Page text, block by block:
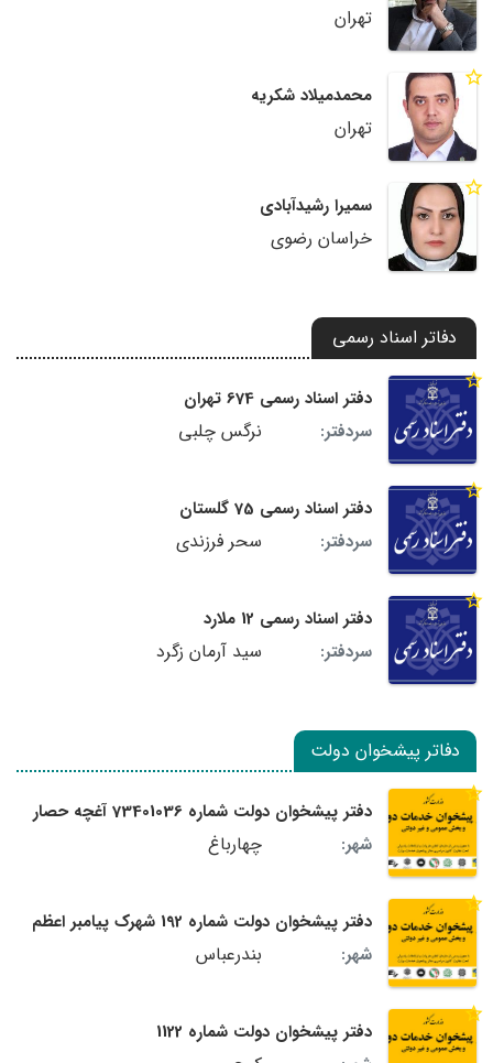
تهران
محمدمیلاد شکریه
تهران
سمیرا رشیدآبادی
خراسان رضوی
دفاتر اسناد رسمی
دفتر اسناد رسمی 674 تهران
سردفتر:
نرگس چلبی
دفتر اسناد رسمی 75 گلستان
سردفتر:
سحر فرزندی
دفتر اسناد رسمی 12 ملارد
سردفتر:
سید آرمان زگرد
دفاتر پیشخوان دولت
دفتر پیشخوان دولت شماره 73401036 آغچه حصار
شهر:
چهارباغ
دفتر پیشخوان دولت شماره 192 شهرک پیامبر اعظم
شهر:
بندرعباس
دفتر پیشخوان دولت شماره 1122